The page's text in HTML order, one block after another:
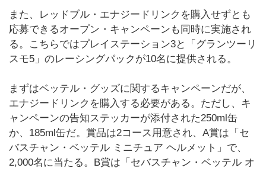
また、レッドブル・エナジードリンクを購入せずとも
応募できるオープン・キャンペーンも同時に実施され
る。こちらではプレイステーション3と「グランツーリ
スモ5」のレーシングパックが10名に提供される。
まずはベッテル・グッズに関するキャンペーンだが、
エナジードリンクを購入する必要がある。ただし、キ
ャンペーンの告知ステッカーが添付された250ml缶
か、185ml缶だ。賞品は2コース用意され、A賞は「セ
バスチャン・ベッテル ミニチュア ヘルメット」で、
2,000名に当たる。B賞は「セバスチャン・ベッテル オ